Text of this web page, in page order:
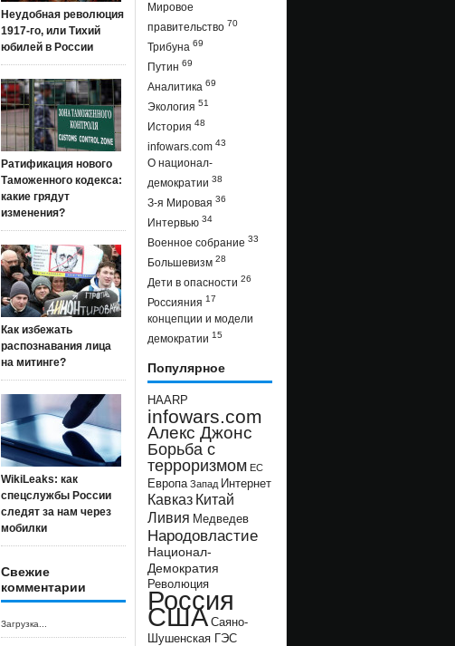
Неудобная революция
1917-го, или Тихий
юбилей в России
Ратификация нового
Таможенного кодекса:
какие грядут
изменения?
Как избежать
распознавания лица
на митинге?
WikiLeaks: как
спецслужбы России
следят за нам через
мобилки
Свежие
комментарии
Загрузка...
Мировое
правительство 70
Трибуна 69
Путин 69
Аналитика 69
Экология 51
История 48
infowars.com 43
О национал-
демократии 38
З-я Мировая 36
Интервью 34
Военное собрание 33
Большевизм 28
Дети в опасности 26
Россияния 17
концепции и модели
демократии 15
Популярное
HAARP
infowars.com
Алекс Джонс
Борьба с
терроризмом ЕС
Европа Запад Интернет
Кавказ Китай
Ливия Медведев
Народовластие
Национал-
Демократия
Революция
Россия
США Саяно-
Шушенская ГЭС